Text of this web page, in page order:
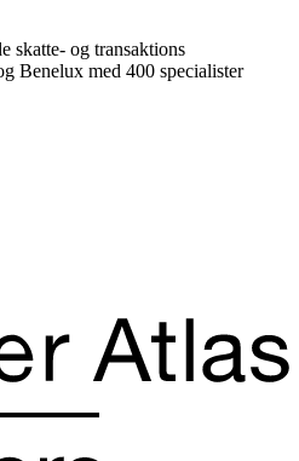
skatte- og transaktions
Benelux med 400 specialister